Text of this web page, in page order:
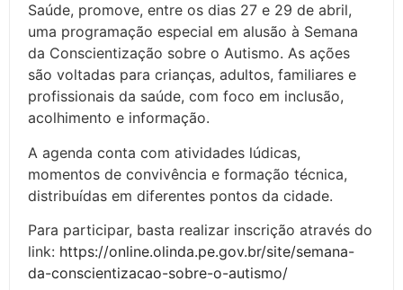
Saúde, promove, entre os dias 27 e 29 de abril,
uma programação especial em alusão à Semana
da Conscientização sobre o Autismo. As ações
são voltadas para crianças, adultos, familiares e
profissionais da saúde, com foco em inclusão,
acolhimento e informação.
A agenda conta com atividades lúdicas,
momentos de convivência e formação técnica,
distribuídas em diferentes pontos da cidade.
Para participar, basta realizar inscrição através do
link: https://online.olinda.pe.gov.br/site/semana-
da-conscientizacao-sobre-o-autismo/